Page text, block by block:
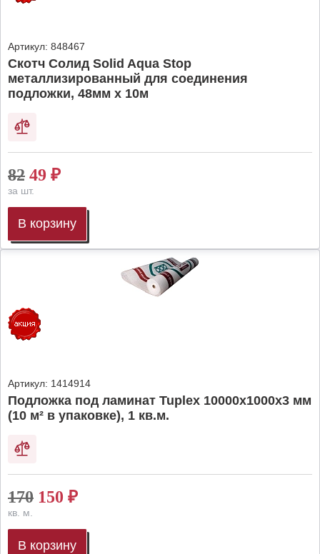
Артикул: 848467
Скотч Солид Solid Aqua Stop
металлизированный для соединения
подложки, 48мм х 10м
82 49 ₽
за шт.
В корзину
Артикул: 1414914
Подложка под ламинат Tuplex 10000x1000x3 мм
(10 м² в упаковке), 1 кв.м.
170 150 ₽
кв. м.
В корзину